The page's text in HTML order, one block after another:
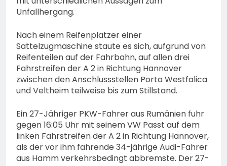
Unfallhergang.
Nach einem Reifenplatzer einer
Sattelzugmaschine staute es sich, aufgrund von
Reifenteilen auf der Fahrbahn, auf allen drei
Fahrstreifen der A 2 in Richtung Hannover
zwischen den Anschlussstellen Porta Westfalica
und Veltheim teilweise bis zum Stillstand.
Ein 27-Jähriger PKW-Fahrer aus Rumänien fuhr
gegen 16:05 Uhr mit seinem VW Passt auf dem
linken Fahrstreifen der A 2 in Richtung Hannover,
als der vor ihm fahrende 34-jährige Audi-Fahrer
aus Hamm verkehrsbedingt abbremste. Der 27-